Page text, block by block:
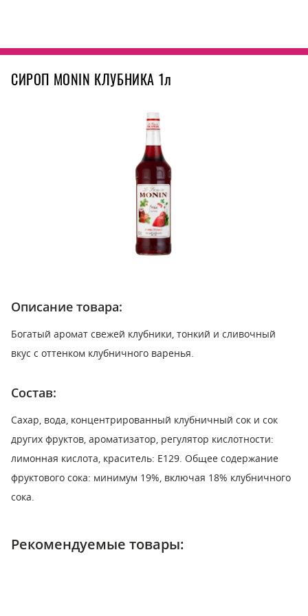
СИРОП MONIN КЛУБНИКА 1л
Описание товара:
Богатый аромат свежей клубники, тонкий и сливочный
вкус с оттенком клубничного варенья.
Состав:
Сахар, вода, концентрированный клубничный сок и сок
других фруктов, ароматизатор, регулятор кислотности:
лимонная кислота, краситель: E129. Общее содержание
фруктового сока: минимум 19%, включая 18% клубничного
сока.
Рекомендуемые товары: